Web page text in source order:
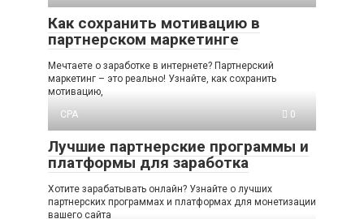
Как сохранить мотивацию в
партнерском маркетинге
Мечтаете о заработке в интернете? Партнерский
маркетинг – это реально! Узнайте, как сохранить
мотивацию,
CPA
0
Лучшие партнерские программы и
платформы для заработка
Хотите зарабатывать онлайн? Узнайте о лучших
партнерских программах и платформах для монетизации
вашего сайта